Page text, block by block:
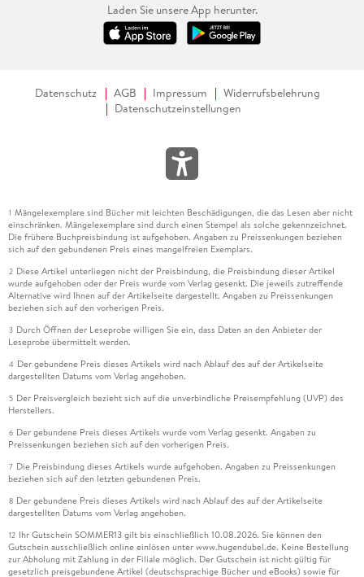
Laden Sie unsere App herunter.
Datenschutz AGB Impressum
Widerrufsbelehrung
Datenschutzeinstellungen
1 Mängelexemplare sind Bücher mit leichten Beschädigungen, die das Lesen aber nicht
einschränken. Mängelexemplare sind durch einen Stempel als solche gekennzeichnet.
Die frühere Buchpreisbindung ist aufgehoben. Angaben zu Preissenkungen beziehen
sich auf den gebundenen Preis eines mangelfreien Exemplars.
2 Diese Artikel unterliegen nicht der Preisbindung, die Preisbindung dieser Artikel
wurde aufgehoben oder der Preis wurde vom Verlag gesenkt. Die jeweils zutreffende
Alternative wird Ihnen auf der Artikelseite dargestellt. Angaben zu Preissenkungen
beziehen sich auf den vorherigen Preis.
3 Durch Öffnen der Leseprobe willigen Sie ein, dass Daten an den Anbieter der
Leseprobe übermittelt werden.
4 Der gebundene Preis dieses Artikels wird nach Ablauf des auf der Artikelseite
dargestellten Datums vom Verlag angehoben.
5 Der Preisvergleich bezieht sich auf die unverbindliche Preisempfehlung (UVP) des
Herstellers.
6 Der gebundene Preis dieses Artikels wurde vom Verlag gesenkt. Angaben zu
Preissenkungen beziehen sich auf den vorherigen Preis.
7 Die Preisbindung dieses Artikels wurde aufgehoben. Angaben zu Preissenkungen
beziehen sich auf den letzten gebundenen Preis.
8 Der gebundene Preis dieses Artikels wird nach Ablauf des auf der Artikelseite
dargestellten Datums vom Verlag angehoben.
12 Ihr Gutschein SOMMER13 gilt bis einschließlich 10.08.2026. Sie können den
Gutschein ausschließlich online einlösen unter www.hugendubel.de. Keine Bestellung
zur Abholung mit Zahlung in der Filiale möglich. Der Gutschein ist nicht gültig für
gesetzlich preisgebundene Artikel (deutschsprachige Bücher und eBooks) sowie für